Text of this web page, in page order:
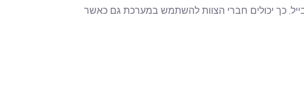
כך יכולים חברי הצוות להשתמש במערכת גם כאשר